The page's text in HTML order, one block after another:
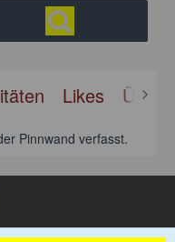
Likes Über
Pinnwand verfasst.